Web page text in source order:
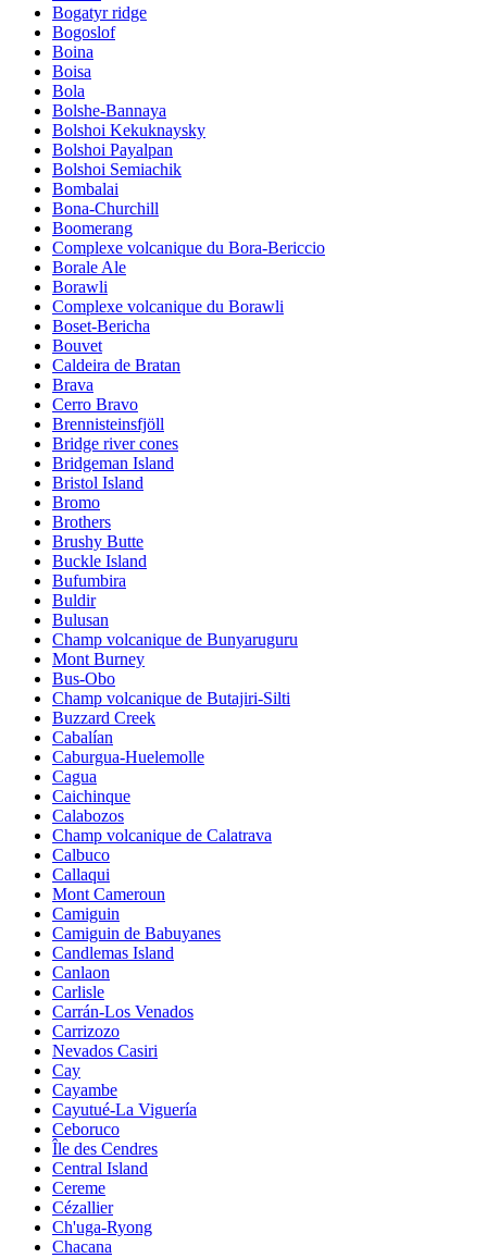
Bogatyr ridge
Bogoslof
Boina
Boisa
Bola
Bolshe-Bannaya
Bolshoi Kekuknaysky
Bolshoi Payalpan
Bolshoi Semiachik
Bombalai
Bona-Churchill
Boomerang
Complexe volcanique du Bora-Bericcio
Borale Ale
Borawli
Complexe volcanique du Borawli
Boset-Bericha
Bouvet
Caldeira de Bratan
Brava
Cerro Bravo
Brennisteinsfjöll
Bridge river cones
Bridgeman Island
Bristol Island
Bromo
Brothers
Brushy Butte
Buckle Island
Bufumbira
Buldir
Bulusan
Champ volcanique de Bunyaruguru
Mont Burney
Bus-Obo
Champ volcanique de Butajiri-Silti
Buzzard Creek
Cabalían
Caburgua-Huelemolle
Cagua
Caichinque
Calabozos
Champ volcanique de Calatrava
Calbuco
Callaqui
Mont Cameroun
Camiguin
Camiguin de Babuyanes
Candlemas Island
Canlaon
Carlisle
Carrán-Los Venados
Carrizozo
Nevados Casiri
Cay
Cayambe
Cayutué-La Viguería
Ceboruco
Île des Cendres
Central Island
Cereme
Cézallier
Ch'uga-Ryong
Chacana